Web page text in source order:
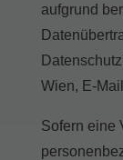
aufgrund
Wien, E-
Sofern eine